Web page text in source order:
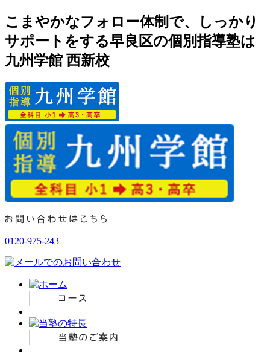
こまやかなフォロー体制で、しっかり
サポートをする早良区の個別指導塾は
九州学館 西新校
0120-975-243